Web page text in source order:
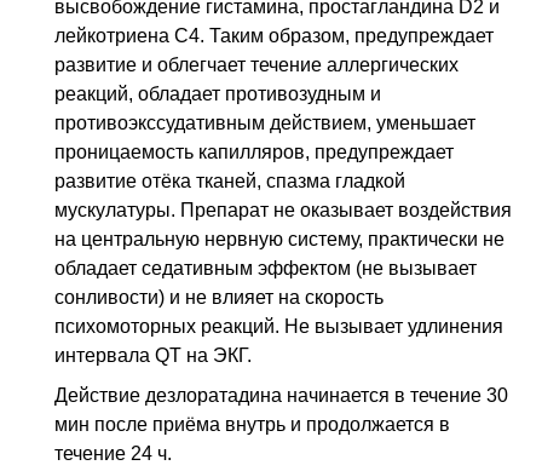
высвобождение гистамина, простагландина D2 и
лейкотриена C4. Таким образом, предупреждает
развитие и облегчает течение аллергических
реакций, обладает противозудным и
противоэкссудативным действием, уменьшает
проницаемость капилляров, предупреждает
развитие отёка тканей, спазма гладкой
мускулатуры. Препарат не оказывает воздействия
на центральную нервную систему, практически не
обладает седативным эффектом (не вызывает
сонливости) и не влияет на скорость
психомоторных реакций. Не вызывает удлинения
интервала QT на ЭКГ.
Действие дезлоратадина начинается в течение 30
мин после приёма внутрь и продолжается в
течение 24 ч.